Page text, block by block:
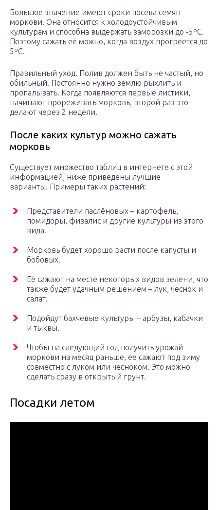
Большое значение имеют сроки посева семян
моркови. Она относится к холодоустойчивым
культурам и способна выдержать заморозки до -5ºС.
Поэтому сажать её можно, когда воздух прогреется до
5ºС.
Правильный уход. Полив должен быть не частый, но
обильный. Постоянно нужно землю рыхлить и
пропалывать. Когда появляются первые листики,
начинают прореживать морковь, второй раз это
делают через 2 недели.
После каких культур можно сажать
морковь
Существует множество таблиц в интернете с этой
информацией, ниже приведены лучшие
варианты. Примеры таких растений:
Представители паслёновых – картофель,
помидоры, физалис и другие культуры из этого
вида.
Морковь будет хорошо расти после капусты и
бобовых.
Её сажают на месте некоторых видов зелени, что
также будет удачным решением – лук, чеснок и
салат.
Подойдут бахчевые культуры – арбузы, кабачки
и тыквы.
Чтобы на следующий год получить урожай
моркови на месяц раньше, её сажают под зиму
совместно с луком или чесноком. Это можно
сделать сразу в открытый грунт.
Посадки летом